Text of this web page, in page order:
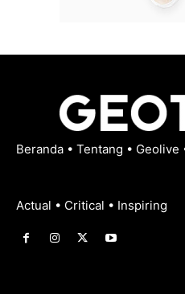
Beranda • Tentang • Geolive
Actual • Critical • Inspiring